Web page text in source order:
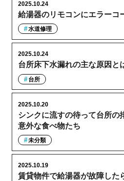
給湯器のリモコンにエラーコ
2025.10.24
水道修理
台所床下水漏れの主な原因と
2025.10.24
台所
シンクに流すの待って台所の
意外な食べ物たち
2025.10.20
未分類
賃貸物件で給湯器が故障した
2025.10.19